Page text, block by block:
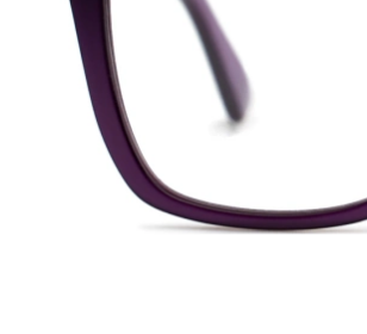
Brillenbreite
44 mm
Glashöhe